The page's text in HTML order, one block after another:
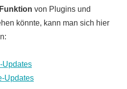
von Plugins und
könnte, kann man sich hier
Updates
Updates